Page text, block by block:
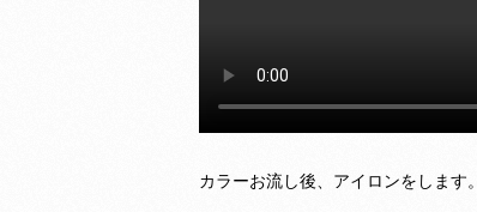
カラーお流し後、アイロンをします。